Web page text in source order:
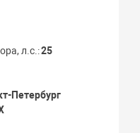
л.с. 25
Петербург